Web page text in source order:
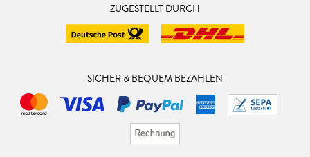
ZUGESTELLT DURCH
SICHER & BEQUEM BEZAHLEN